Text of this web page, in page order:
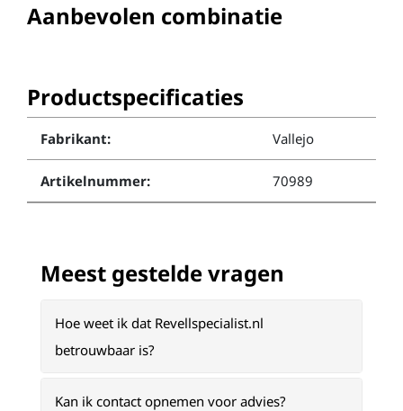
Aanbevolen combinatie
Productspecificaties
Fabrikant: Vallejo
Artikelnummer: 70989
Meest gestelde vragen
Hoe weet ik dat Revellspecialist.nl
betrouwbaar is?
Kan ik contact opnemen voor advies?